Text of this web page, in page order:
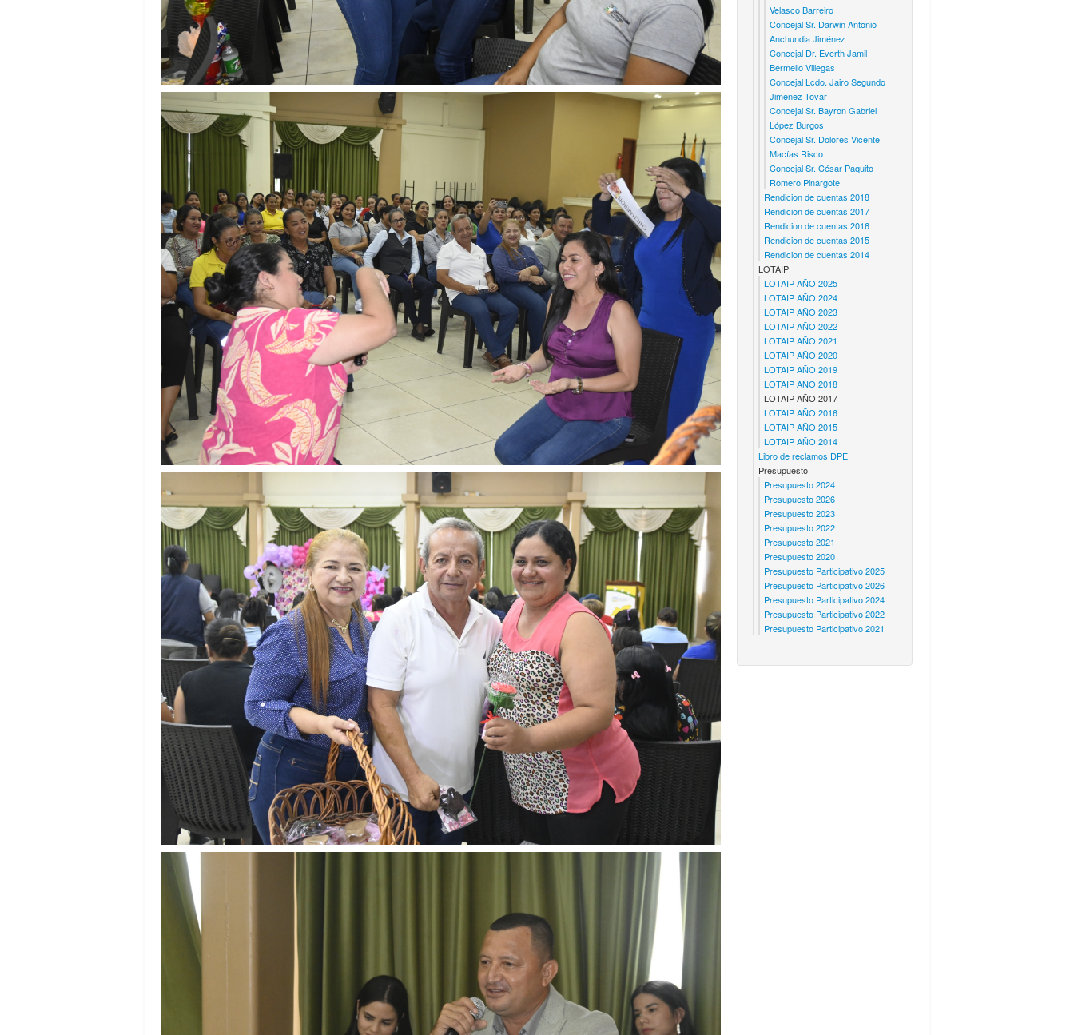
Velasco Barreiro
Concejal Sr. Darwin Antonio
Anchundia Jiménez
Concejal Dr. Everth Jamil
Bermello Villegas
Concejal Lcdo. Jairo Segundo
Jimenez Tovar
Concejal Sr. Bayron Gabriel
López Burgos
Concejal Sr. Dolores Vicente
Macías Risco
Concejal Sr. César Paquito
Romero Pinargote
Rendicion de cuentas 2018
Rendicion de cuentas 2017
Rendicion de cuentas 2016
Rendicion de cuentas 2015
Rendicion de cuentas 2014
LOTAIP
LOTAIP AÑO 2025
LOTAIP AÑO 2024
LOTAIP AÑO 2023
LOTAIP AÑO 2022
LOTAIP AÑO 2021
LOTAIP AÑO 2020
LOTAIP AÑO 2019
LOTAIP AÑO 2018
LOTAIP AÑO 2017
LOTAIP AÑO 2016
LOTAIP AÑO 2015
LOTAIP AÑO 2014
Libro de reclamos DPE
Presupuesto
Presupuesto 2024
Presupuesto 2026
Presupuesto 2023
Presupuesto 2022
Presupuesto 2021
Presupuesto 2020
Presupuesto Participativo 2025
Presupuesto Participativo 2026
Presupuesto Participativo 2024
Presupuesto Participativo 2022
Presupuesto Participativo 2021